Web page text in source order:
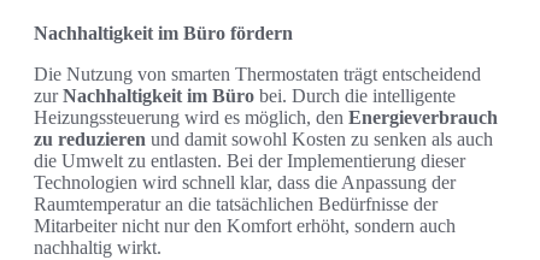
Nachhaltigkeit im Büro fördern
Die Nutzung von smarten Thermostaten trägt entscheidend
zurNachhaltigkeit im Büro bei. Durch die intelligente
Heizungssteuerung wird es möglich, den Energieverbrauch
zu reduzieren und damit sowohl Kosten zu senken als auch
die Umwelt zu entlasten. Bei der Implementierung dieser
Technologien wird schnell klar, dass die Anpassung der
Raumtemperatur an die tatsächlichen Bedürfnisse der
Mitarbeiter nicht nur den Komfort erhöht, sondern auch
nachhaltig wirkt.